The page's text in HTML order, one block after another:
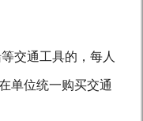
交通工具的，每人
单位统一购买交通